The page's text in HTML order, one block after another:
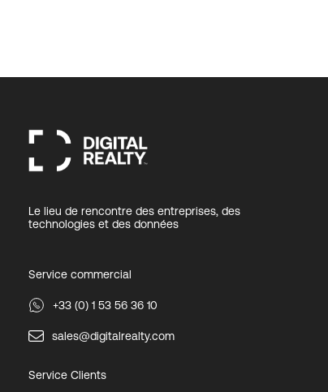
Le lieu de rencontre des entreprises, des
technologies et des données
Service commercial
+33 (0) 1 53 56 36 10
sales@digitalrealty.com
Service Clients